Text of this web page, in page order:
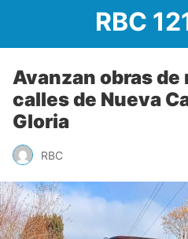
RBC
Avanzan obras de
calles de Nueva
Gloria
RBC